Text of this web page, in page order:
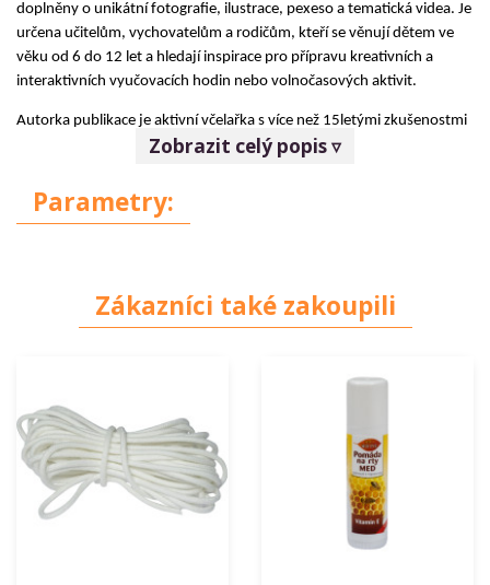
doplněny o unikátní fotografie, ilustrace, pexeso a tematická videa. Je
určena učitelům, vychovatelům a rodičům, kteří se věnují dětem ve
věku od 6 do 12 let a hledají inspirace pro přípravu kreativních a
interaktivních vyučovacích hodin nebo volnočasových aktivit.
Autorka publikace je aktivní včelařka s více než 15letými zkušenostmi
se zážitkovou pedagogikou. Probouzí v dětech lásku k přírodě a
nejlépe. Ve firmách, kavárnách a městských knihovnách pořádá
setkání, během kterých lidem přibližuje svět včel a co se můžeme od
Proková Medula
vazba | slovenský jazyk | ISBN
9788057025733
Zobrazit celý popis ▿
Parametry:
Zákazníci také zakoupili